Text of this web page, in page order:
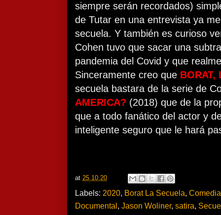
siempre serán recordados)
de Tutar en una entrevista ya
secuela. Y también es curioso
Cohen tuvo que sacar una
pandemia del Covid y que
Sinceramente creo que BORAT,
secuela bastara de la serie de
AMERICA? (2018) que de la
que a todo fanático del actor y
inteligente seguro que le hará
at 25.10.20
Labels: 2020, Borat La Secuela, Comedia
Documental, Jason Woliner, satira,